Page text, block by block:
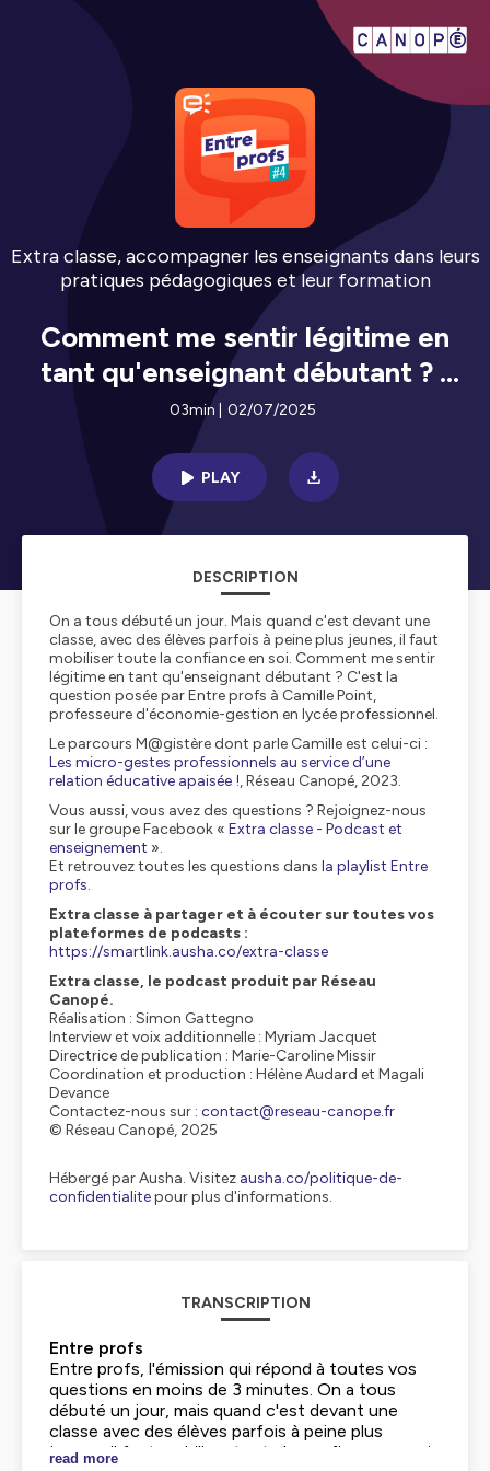
Extra classe, accompagner les enseignants dans leurs
pratiques pédagogiques et leur formation
Comment me sentir légitime en
tant qu'enseignant débutant ? -
Entre profs #4
03min 02/07/2025
PLAY
DESCRIPTION
On a tous débuté un jour. Mais quand c'est devant une
classe, avec des élèves parfois à peine plus jeunes, il faut
mobiliser toute la confiance en soi. Comment me sentir
légitime en tant qu'enseignant débutant ? C'est la
question posée par Entre profs à Camille Point,
professeure d'économie-gestion en lycée professionnel.
Le parcours M@gistère dont parle Camille est celui-ci :
Les micro-gestes professionnels au service d’une
relation éducative apaisée !, Réseau Canopé, 2023.
Vous aussi, vous avez des questions ? Rejoignez-nous
sur le groupe Facebook « Extra classe - Podcast et
enseignement ».
Et retrouvez toutes les questions dans la playlist Entre
profs.
Extra classe à partager et à écouter sur toutes vos
plateformes de podcasts :
https://smartlink.ausha.co/extra-classe
Extra classe, le podcast produit par Réseau
Canopé.
Réalisation : Simon Gattegno
Interview et voix additionnelle : Myriam Jacquet
Directrice de publication : Marie-Caroline Missir
Coordination et production : Hélène Audard et Magali
Devance
Contactez-nous sur : contact@reseau-canope.fr
© Réseau Canopé, 2025
Hébergé par Ausha. Visitez ausha.co/politique-de-
confidentialitepour plus d'informations.
TRANSCRIPTION
Entre profs
Entre profs, l'émission qui répond à toutes vos
questions en moins de 3 minutes. On a tous
débuté un jour, mais quand c'est devant une
classe avec des élèves parfois à peine plus
jeunes, il faut mobiliser toute la confiance en soi.
read more